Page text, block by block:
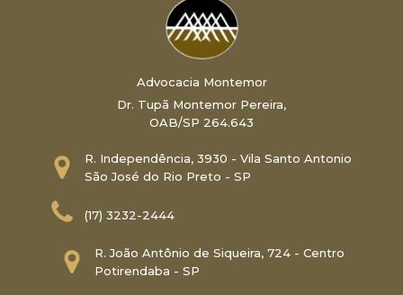
Advocacia Montemor
Dr. Tupã Montemor Pereira,
OAB/SP 264.643
R. Independência, 3930 - Vila Santo Antonio
São José do Rio Preto - SP
(17) 3232-2444
R. João Antônio de Siqueira, 724 - Centro
Potirendaba - SP